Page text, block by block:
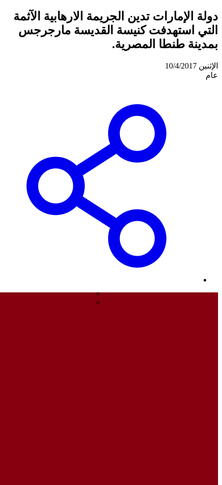
دولة الإمارات تدين الجريمة الارهابية الآثمة
التي استهدفت كنيسة القديسة مارجرجس
بمدينة طنطا المصرية.
الإثنين 10/4/2017
عام